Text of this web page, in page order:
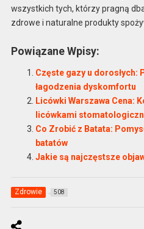
wszystkich tych, którzy pragną
zdrowe i naturalne produkty
Powiązane Wpisy:
Częste gazy u dorosłych:
łagodzenia dyskomfortu
Licówki Warszawa Cena:
licówkami
Co Zrobić z Batata:
batatów
Jakie są najczęstsze
Zdrowie 508